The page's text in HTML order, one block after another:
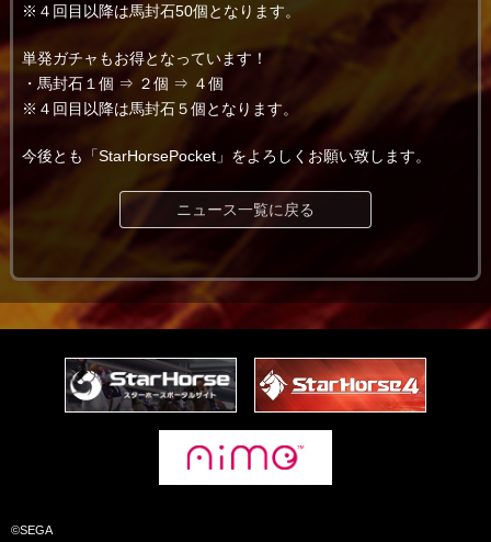
※４回目以降は馬封石50個となります。
単発ガチャもお得となっています！
・馬封石１個 ⇒ ２個 ⇒ ４個
※４回目以降は馬封石５個となります。
今後とも「StarHorsePocket」をよろしくお願い致します。
ニュース一覧に戻る
©SEGA